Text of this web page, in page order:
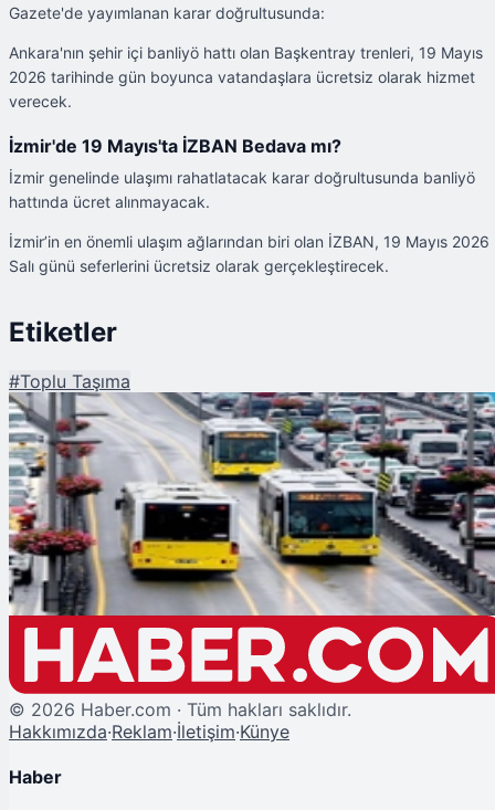
Gazete'de yayımlanan karar doğrultusunda:
Ankara'nın şehir içi banliyö hattı olan Başkentray trenleri, 19 Mayıs
2026 tarihinde gün boyunca vatandaşlara ücretsiz olarak hizmet
verecek.
İzmir'de 19 Mayıs'ta İZBAN Bedava mı?
İzmir genelinde ulaşımı rahatlatacak karar doğrultusunda banliyö
hattında ücret alınmayacak.
İzmir’in en önemli ulaşım ağlarından biri olan İZBAN, 19 Mayıs 2026
Salı günü seferlerini ücretsiz olarak gerçekleştirecek.
Etiketler
#Toplu Taşıma
Şu An Okunan
19 Mayıs'ta Toplu Taşıma Ücretsiz mi?
© 2026 Haber.com · Tüm hakları saklıdır.
Hakkımızda·Reklam·İletişim·Künye
Haber